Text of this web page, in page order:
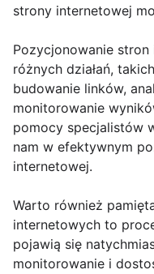
strony internetowej
Pozycjonowanie
różnych działań,
budowanie linków,
monitorowanie
pomocy specjalistów
nam w efektywnym
internetowej.
Warto również
internetowych to
pojawią się
monitorowanie i